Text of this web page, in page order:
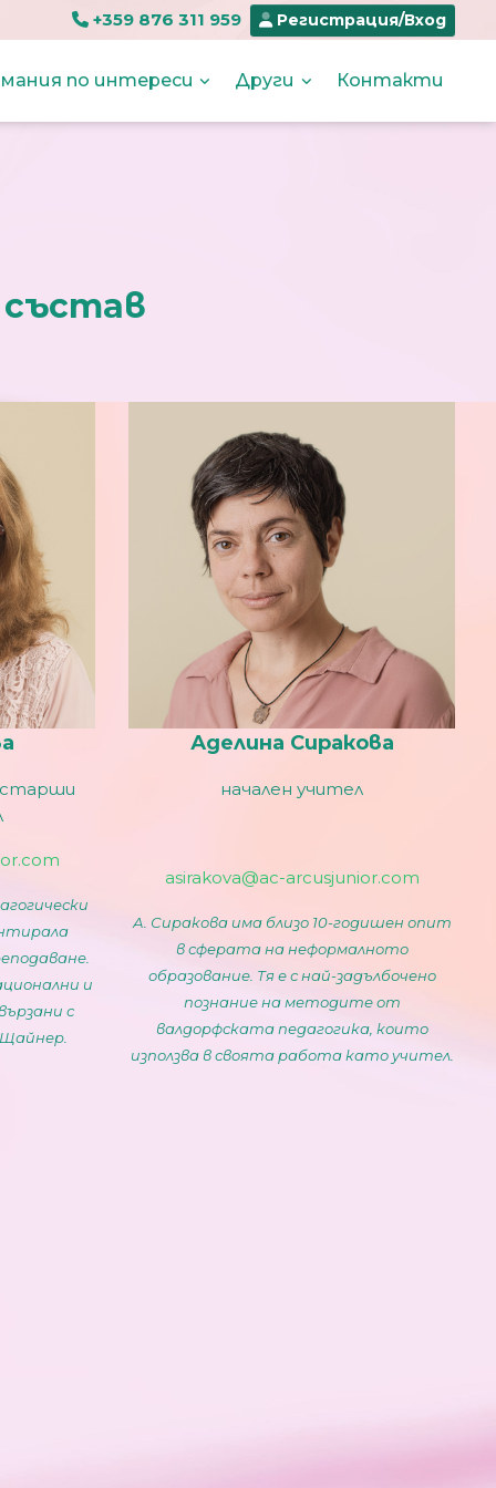
+359 876 311 959 Регистрация/Вход
по интереси Други Контакти
състав
и
с
Аделина Сиракова
начален учител
asirakova@ac-arcusjunior.com
А. Сиракова има близо 10-годишен опит
в сферата на неформалното
образование. Тя е с най-задълбочено
познание на методите от
валдорфската педагогика, които
използва в своята работа като учител.